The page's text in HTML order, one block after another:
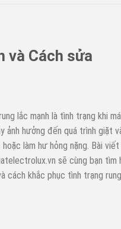
và Cách sửa
lắc mạnh là tình trạng khi
ảnh hưởng đến quá trình giặt
làm hư hỏng nặng. Bài viết
sẽ cùng bạn tìm
cách khắc phục tình trạng